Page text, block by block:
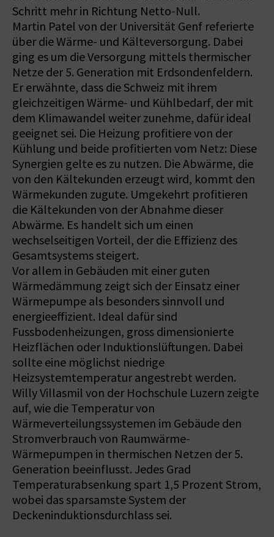
Schritt mehr in Richtung Netto-­Null.
Martin Patel von der Universität Genf referierte
über die Wärme- und Kälteversorgung. Dabei
ging es um die Versorgung mittels thermischer
Netze der 5. Generation mit Erdsondenfeldern.
Er erwähnte, dass die Schweiz mit ihrem
gleichzeitigen Wärme- und Kühlbedarf, der mit
dem Klimawandel weiter zunehme, dafür ideal
geeignet sei. Die Heizung profitiere von der
Kühlung und beide profitierten vom Netz: Diese
Synergien gelte es zu nutzen. Die Abwärme, die
von den Kältekunden erzeugt wird, kommt den
Wärmekunden zugute. Umgekehrt profitieren
die Kältekunden von der Abnahme dieser
Abwärme. Es handelt sich um einen
wechselseitigen Vorteil, der die Effizienz des
Gesamtsystems steigert.
Vor allem in Gebäuden mit einer guten
Wärmedämmung zeigt sich der Einsatz einer
Wärmepumpe als besonders sinnvoll und
energieeffizient. Ideal dafür sind
Fussbodenheizungen, gross dimensionierte
Heizflächen oder Induktionslüftungen. Dabei
sollte eine möglichst niedrige
Heizsystemtemperatur angestrebt werden.
Willy Villasmil von der Hochschule Luzern zeigte
auf, wie die Temperatur von
Wärmeverteilungssystemen im Gebäude den
Stromverbrauch von Raumwärme-
Wärmepumpen in thermischen Netzen der 5.
Generation beeinflusst. Jedes Grad
Temperaturabsenkung spart 1,5 Prozent Strom,
wobei das sparsamste System der
Deckeninduktionsdurchlass sei.